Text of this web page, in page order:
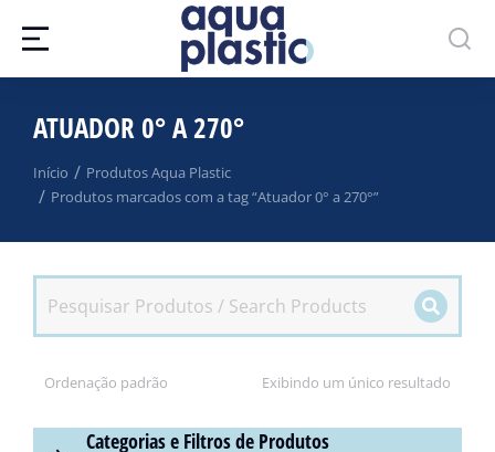
ATUADOR 0° A 270°
Você está aqui:
Início
Produtos Aqua Plastic
Produtos marcados com a tag “Atuador 0° a 270°”
Exibindo um único resultado
Categorias e Filtros de Produtos